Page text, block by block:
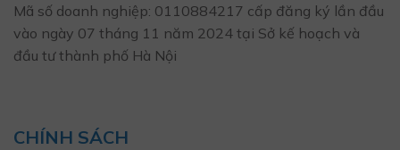
Mã số doanh nghiệp: 0110884217 cấp đăng ký lần đầu
vào ngày 07 tháng 11 năm 2024 tại Sở kế hoạch và
đầu tư thành phố Hà Nội
CHÍNH SÁCH